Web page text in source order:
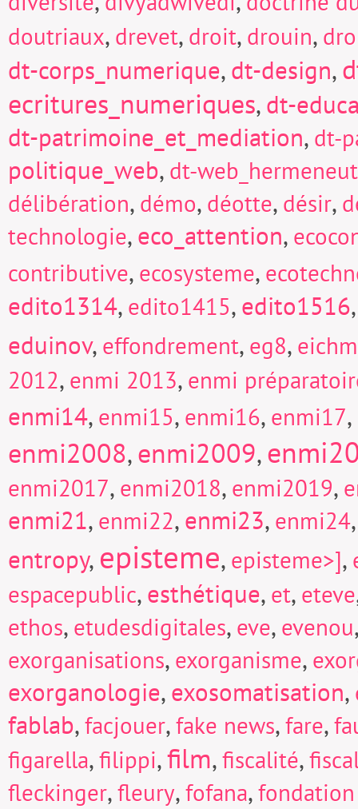
doutriaux, drevet, droit, drouin,
dt-corps_numerique,dt-design,
ecritures_numeriques,dt-
dt-patrimoine_et_mediation, dt-
politique_web, dt-
délibération, démo, déotte, désir,
technologie,eco_attention,
contributive, ecosysteme,
edito1314, edito1415,edito1516
eduinov, effondrement, eg8,
2012, enmi 2013, enmi
enmi14, enmi15, enmi16, enmi17,
enmi2008,enmi2009,
enmi2017, enmi2018, enmi2019,
enmi21, enmi22,enmi23, enmi24
entropy, episteme, episteme>],
espacepublic,esthétique, et, eteve
ethos, etudesdigitales, eve, evenou
exorganisations, exorganisme,
exorganologie,exosomatisation,
fablab,facjouer,fake news,fare,
figarella,filippi,film,fiscalité,
fleckinger,fleury,fofana,